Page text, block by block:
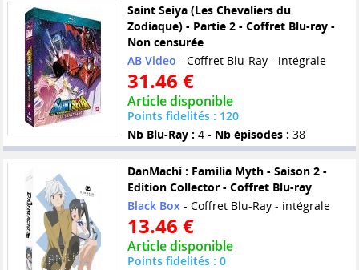
Saint Seiya (Les Chevaliers du
Zodiaque) - Partie 2 - Coffret Blu-ray -
Non censurée
AB Video - Coffret Blu-Ray - intégrale
31.46 €
Article disponible
Points fidelités : 120
Nb Blu-Ray : 4 - Nb épisodes : 38
DanMachi : Familia Myth - Saison 2 -
Edition Collector - Coffret Blu-ray
Black Box- Coffret Blu-Ray - intégrale
13.46 €
Article disponible
Points fidelités : 0